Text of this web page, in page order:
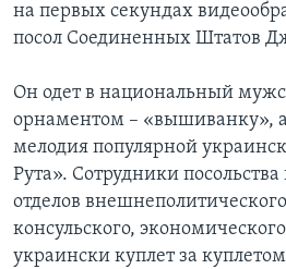
на первых секундах
посол Соединенных Штатов
Он одет в национальный
орнаментом – «вышиванку»,
мелодия популярной
Рута». Сотрудники
отделов
консульского,
украински куплет за